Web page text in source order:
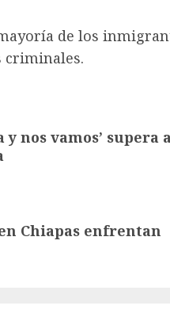
de los
criminales.
y nos vamos’ supera
Chiapas enfrentan